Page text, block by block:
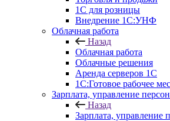
1С для розницы
Внедрение 1С:УНФ
Облачная работа
Назад
Облачная работа
Облачные решения
Аренда серверов 1С
1C:Готовое рабочее
Зарплата, управление
Назад
Зарплата, управление